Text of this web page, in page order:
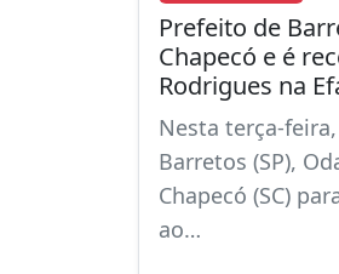
Prefeito de
Chapecó e é
Rodrigues na
Nesta terça-
Barretos (SP),
Chapecó (SC)
ao…